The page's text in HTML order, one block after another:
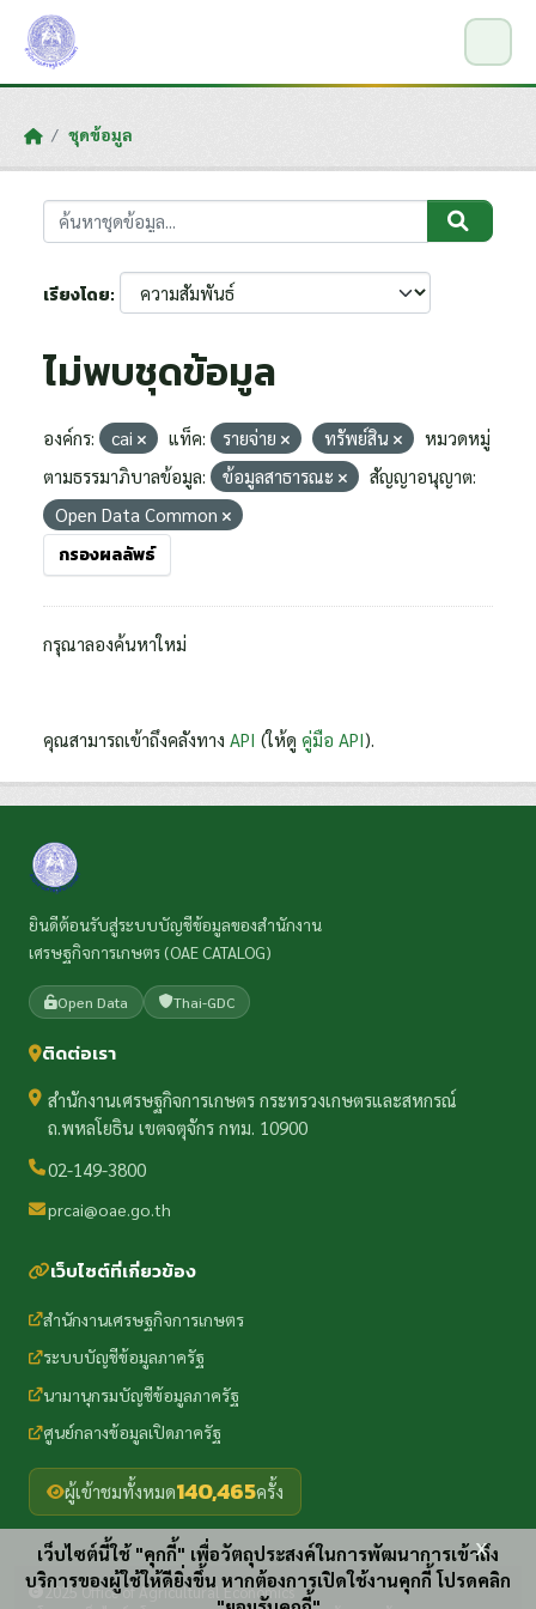
Skip to main content
ชุดข้อมูล
เรียงโดย
ไม่พบชุดข้อมูล
องค์กร: cai แท็ค: รายจ่าย ทรัพย์สิน
หมวดหมู่
ตามธรรมาภิบาลข้อมูล:
ข้อมูลสาธารณะ
สัญญาอนุญาต:
Open Data Common
กรองผลลัพธ์
กรุณาลองค้นหาใหม่
คุณสามารถเข้าถึงคลังทาง API (ให้ดู คู่มือ API).
ยินดีต้อนรับสู่ระบบบัญชีข้อมูลของสำนักงาน
เศรษฐกิจการเกษตร (OAE CATALOG)
Open Data Thai-GDC
ติดต่อเรา
สำนักงานเศรษฐกิจการเกษตร กระทรวงเกษตรและสหกรณ์
ถ.พหลโยธิน เขตจตุจักร กทม. 10900
02-149-3800
prcai@oae.go.th
เว็บไซต์ที่เกี่ยวข้อง
สำนักงานเศรษฐกิจการเกษตร
ระบบบัญชีข้อมูลภาครัฐ
นามานุกรมบัญชีข้อมูลภาครัฐ
ศูนย์กลางข้อมูลเปิดภาครัฐ
ผู้เข้าชมทั้งหมด140,465ครั้ง
2025 Office of Agricultural Economics
เว็บไซต์นี้ใช้ "คุกกี้" เพื่อวัตถุประสงค์ในการพัฒนาการเข้าถึง
บริการของผู้ใช้ให้ดียิ่งขึ้น หากต้องการเปิดใช้งานคุกกี้ โปรดคลิก
x